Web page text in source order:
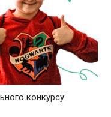
конкурсу